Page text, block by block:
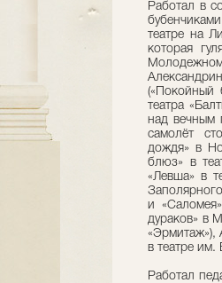
Работал в
театре на
которая
(«Покойный
театра
над вечным
самолёт
дождя» в
блюз» в
«Левша» в
и
дураков» в
«Эрмитаж»),
в театре
Работал